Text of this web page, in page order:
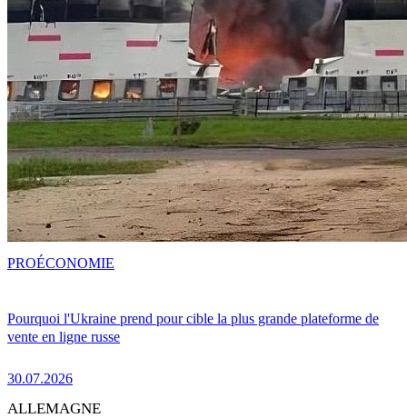
Pourquoi l'Ukraine prend pour cible la plus grande plateforme de
vente en ligne russe
30.07.2026
PROÉCONOMIE
ALLEMAGNE